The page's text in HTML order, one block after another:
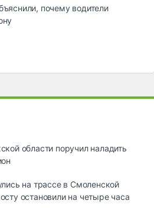
почему водители
области поручил наладить
на трассе в Смоленской
остановили на четыре часа